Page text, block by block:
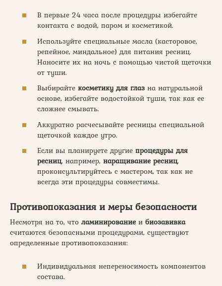
В первые 24 часа после процедуры избегайте
контакта с водой, паром и косметикой.
Используйте специальные масла (касторовое,
репейное, миндальное) для питания ресниц.
Наносите их на ночь с помощью чистой щеточки
от туши.
Выбирайте косметику для глаз на натуральной
основе, избегайте водостойкой туши, так как ее
сложнее смывать.
Аккуратно расчесывайте ресницы специальной
щеточкой каждое утро.
Если вы планируете другие процедуры для
ресниц, например, наращивание ресниц,
проконсультируйтесь с мастером, так как не
всегда эти процедуры совместимы.
Противопоказания и меры безопасности
Несмотря на то, что ламинирование и биозавивка
считаются безопасными процедурами, существуют
определенные противопоказания:
Индивидуальная непереносимость компонентов
состава.